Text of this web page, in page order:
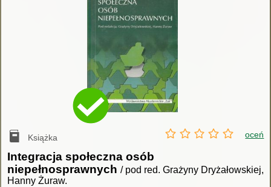
Książka oceń
Integracja społeczna osób
niepełnosprawnych / pod red. Grażyny Dryżałowskiej,
Hanny Żuraw.